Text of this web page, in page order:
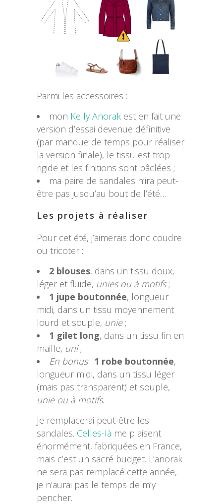
Parmi les accessoires :
mon Kelly Anorak est en fait une
version d’essai devenue définitive
(par manque de temps pour réaliser
la version finale), le tissu est trop
rigide et les finitions sont bâclées ;
ma paire de sandales n’ira peut-
être pas jusqu’au bout de l’été…
Les projets à réaliser
Pour cet été, j’aimerais donc coudre
ou tricoter :
2 blouses, dans un tissu doux,
léger et fluide, unies ou à motifs;
1 jupe boutonnée, longueur
midi, dans un tissu moyennement
lourd et souple, unie;
1 gilet long, dans un tissu fin en
maille, uni;
En bonus: 1 robe boutonnée,
longueur midi, dans un tissu léger
(mais pas transparent) et souple,
unie ou à motifs.
Je remplacerai peut-être les
sandales. Celles-là me plaisent
énormément, fabriquées en France,
mais c’est un sacré budget. L’anorak
ne sera pas remplacé cette année,
je n’aurai pas le temps de m’y
pencher.